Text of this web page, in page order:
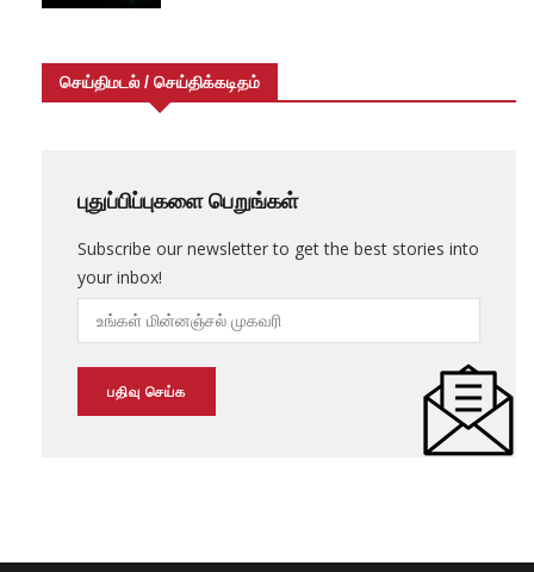
செய்திமடல் / செய்திக்கடிதம்
புதுப்பிப்புகளை பெறுங்கள்
Subscribe our newsletter to get the best stories into
your inbox!